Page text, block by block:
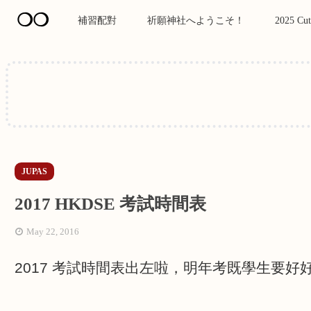
❍❍ 補習配對 祈願神社へようこそ！ 2025
JUPAS
2017 HKDSE 考試時間表
May 22, 2016
2017 考試時間表出左啦，明年考既學生要好